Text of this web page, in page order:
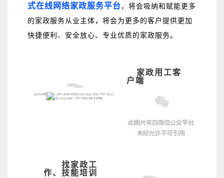
式在线网络家政服务平台 ，将会吸纳和赋能更多
的家政服务从业主体，将会为更多的客户提供更加
快捷便利、安全放心、专业优质的家政服务。
家政用工客
户端
找家政工
作、技能培训